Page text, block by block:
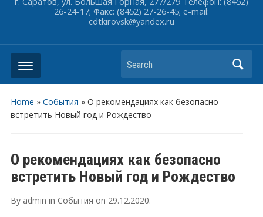
26-24-17; Факс: (8452) 27-26-45; e-mail:
cdtkirovsk@yandex.ru
Search
Home » События » О рекомендациях как безопасно
встретить Новый год и Рождество
О рекомендациях как безопасно
встретить Новый год и Рождество
By admin in События on 29.12.2020.